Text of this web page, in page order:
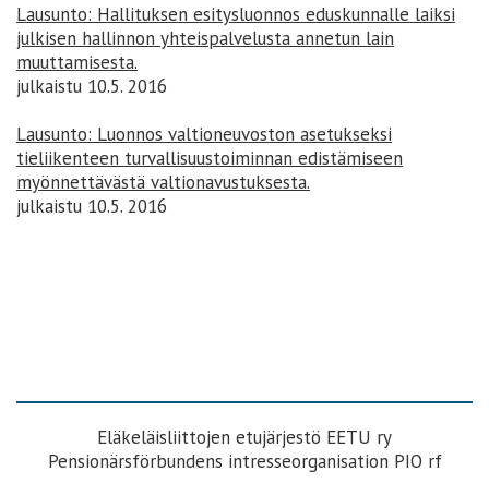
Lausunto: Hallituksen esitysluonnos eduskunnalle laiksi
julkisen hallinnon yhteispalvelusta annetun lain
muuttamisesta.
julkaistu 10.5. 2016
Lausunto: Luonnos valtioneuvoston asetukseksi
tieliikenteen turvallisuustoiminnan edistämiseen
myönnettävästä valtionavustuksesta.
julkaistu 10.5. 2016
Eläkeläisliittojen etujärjestö EETU ry
Pensionärsförbundens intresseorganisation PIO rf